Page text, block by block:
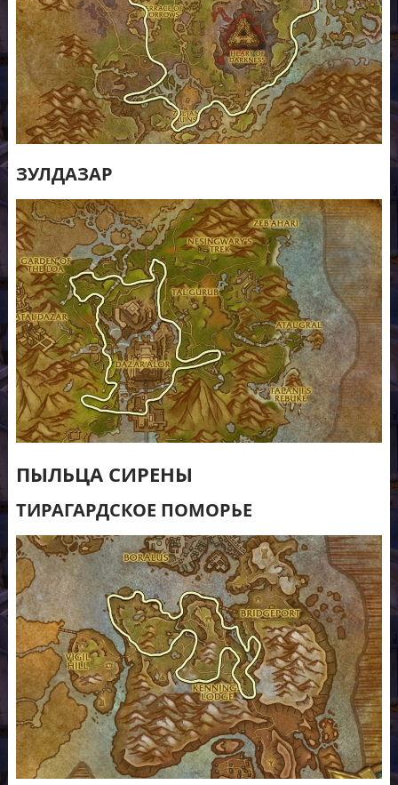
ЗУЛДАЗАР
ПЫЛЬЦА СИРЕНЫ
ТИРАГАРДСКОЕ ПОМОРЬЕ